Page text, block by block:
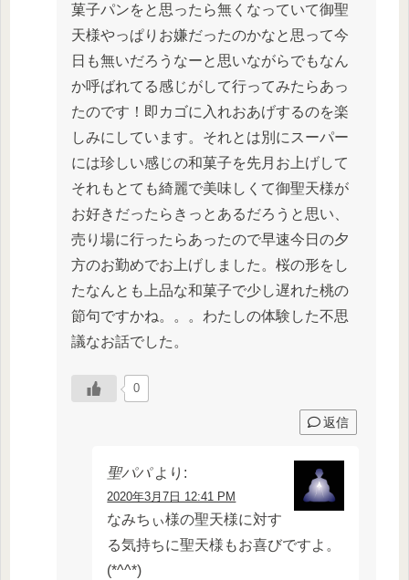
菓子パンをと思ったら無くなっていて御聖
天様やっぱりお嫌だったのかなと思って今
日も無いだろうなーと思いながらでもなん
か呼ばれてる感じがして行ってみたらあっ
たのです！即カゴに入れおあげするのを楽
しみにしています。それとは別にスーパー
には珍しい感じの和菓子を先月お上げして
それもとても綺麗で美味しくて御聖天様が
お好きだったらきっとあるだろうと思い、
売り場に行ったらあったので早速今日の夕
方のお勤めでお上げしました。桜の形をし
たなんとも上品な和菓子で少し遅れた桃の
節句ですかね。。。わたしの体験した不思
議なお話でした。
0
返信
聖パパ より:
2020年3月7日 12:41 PM
なみちぃ様の聖天様に対す
る気持ちに聖天様もお喜びですよ。
(*^^*)